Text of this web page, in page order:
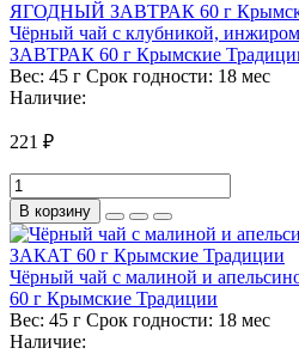
Чёрный чай с клубникой,
ЗАВТРАК 60 г Крымские
Вес: 45 г Срок годности: 18 мес
Наличие:
221 ₽
В корзину
Чёрный чай с малиной и
60 г Крымские Традиции
Вес: 45 г Срок годности: 18 мес
Наличие: